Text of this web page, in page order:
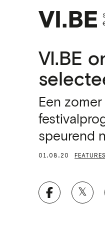
VI.BE
Een
speurend
01.08.20 FEATURES
𝕏